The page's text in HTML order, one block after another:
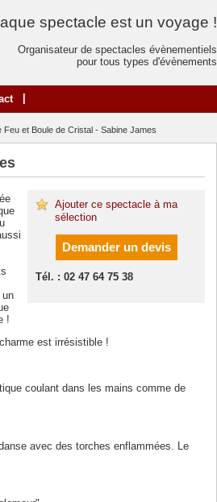
spectacle est un voyage !
Organisateur de spectacles évènementiels
pour tous types d'évènements
Feu et Boule de Cristal - Sabine James
Ajouter ce spectacle à ma
sélection
Demander un devis
Tél. : 02 47 64 75 38
un
!
est irrésistible !
coulant dans les mains comme de
avec des torches enflammées. Le